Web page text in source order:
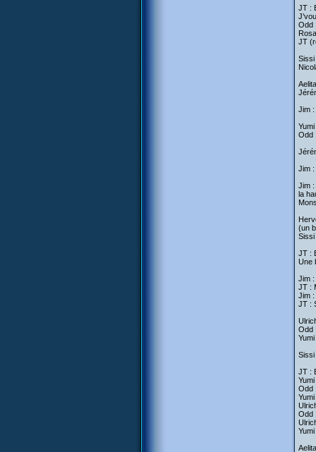
JT :
Odd
JT
Sissi
Jim :
Odd
Jim :
Jim :
la
(un
Sissi
JT :
Une
Jim :
JT :
Jim :
JT :
Odd
Sissi
JT :
Odd
Odd